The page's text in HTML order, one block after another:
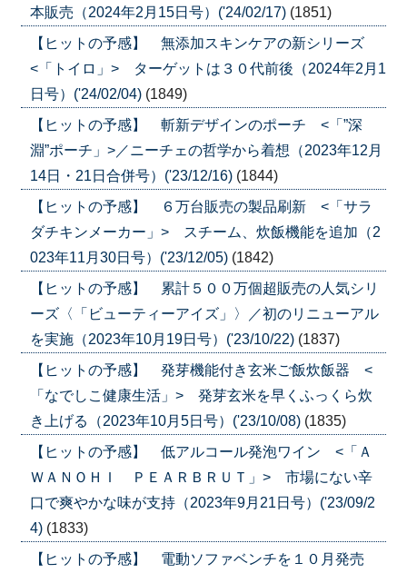
本販売（2024年2月15日号）('24/02/17) (1851)
【ヒットの予感】 無添加スキンケアの新シリーズ
<「トイロ」> ターゲットは３０代前後（2024年2月1
日号）('24/02/04) (1849)
【ヒットの予感】 斬新デザインのポーチ <「”深
淵”ポーチ」>／ニーチェの哲学から着想（2023年12月
14日・21日合併号）('23/12/16) (1844)
【ヒットの予感】 ６万台販売の製品刷新 <「サラ
ダチキンメーカー」> スチーム、炊飯機能を追加（2
023年11月30日号）('23/12/05) (1842)
【ヒットの予感】 累計５００万個超販売の人気シリ
ーズ〈「ビューティーアイズ」〉／初のリニューアル
を実施（2023年10月19日号）('23/10/22) (1837)
【ヒットの予感】 発芽機能付き玄米ご飯炊飯器 <
「なでしこ健康生活」> 発芽玄米を早くふっくら炊
き上げる（2023年10月5日号）('23/10/08) (1835)
【ヒットの予感】 低アルコール発泡ワイン <「Ａ
ＷＡＮＯＨＩ ＰＥＡＲＢＲＵＴ」> 市場にない辛
口で爽やかな味が支持（2023年9月21日号）('23/09/2
4) (1833)
【ヒットの予感】 電動ソファベンチを１０月発売